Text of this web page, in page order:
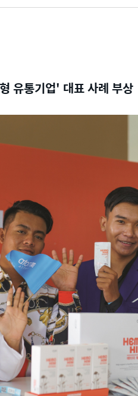
유통기업' 대표 사례 부상